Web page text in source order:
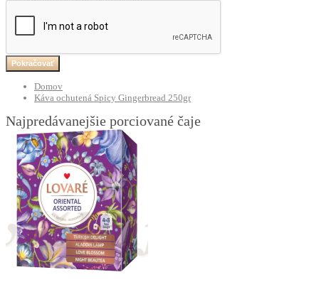
Pokračovať
Domov
Káva ochutená Spicy Gingerbread 250gr
Najpredávanejšie porciované čaje